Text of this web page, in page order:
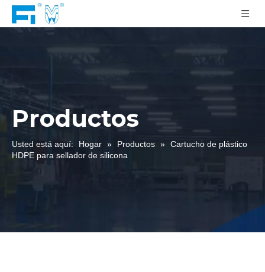
Productos
Usted está aquí: Hogar » Productos » Cartucho de plástico
HDPE para sellador de silicona